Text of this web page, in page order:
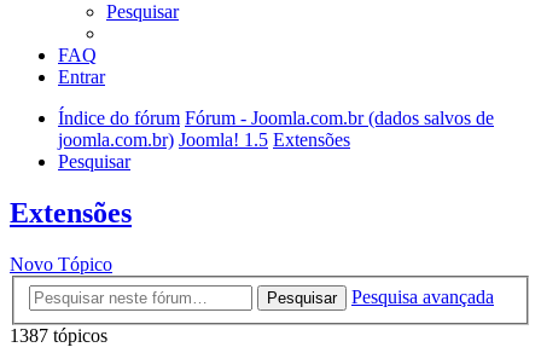
Pesquisar
FAQ
Entrar
Índice do fórum Fórum - Joomla.com.br (dados salvos de
joomla.com.br) Joomla! 1.5 Extensões
Pesquisar
Extensões
Novo Tópico
Pesquisar
Pesquisa avançada
1387 tópicos